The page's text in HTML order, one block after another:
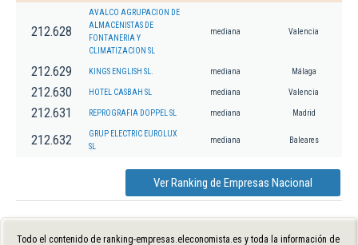
212.628
AVALCO AGRUPACION DE
ALMACENISTAS DE
FONTANERIA Y
CLIMATIZACION SL
mediana Valencia
212.629 KINGS ENGLISH SL. mediana Málaga
212.630 HOTEL CASBAH SL mediana Valencia
212.631 REPROGRAFIA DOPPEL SL mediana Madrid
212.632
GRUP ELECTRIC EUROLUX
SL
mediana Baleares
Ver Ranking de Empresas Nacional
Todo el contenido de ranking-empresas.eleconomista.es y toda la información de